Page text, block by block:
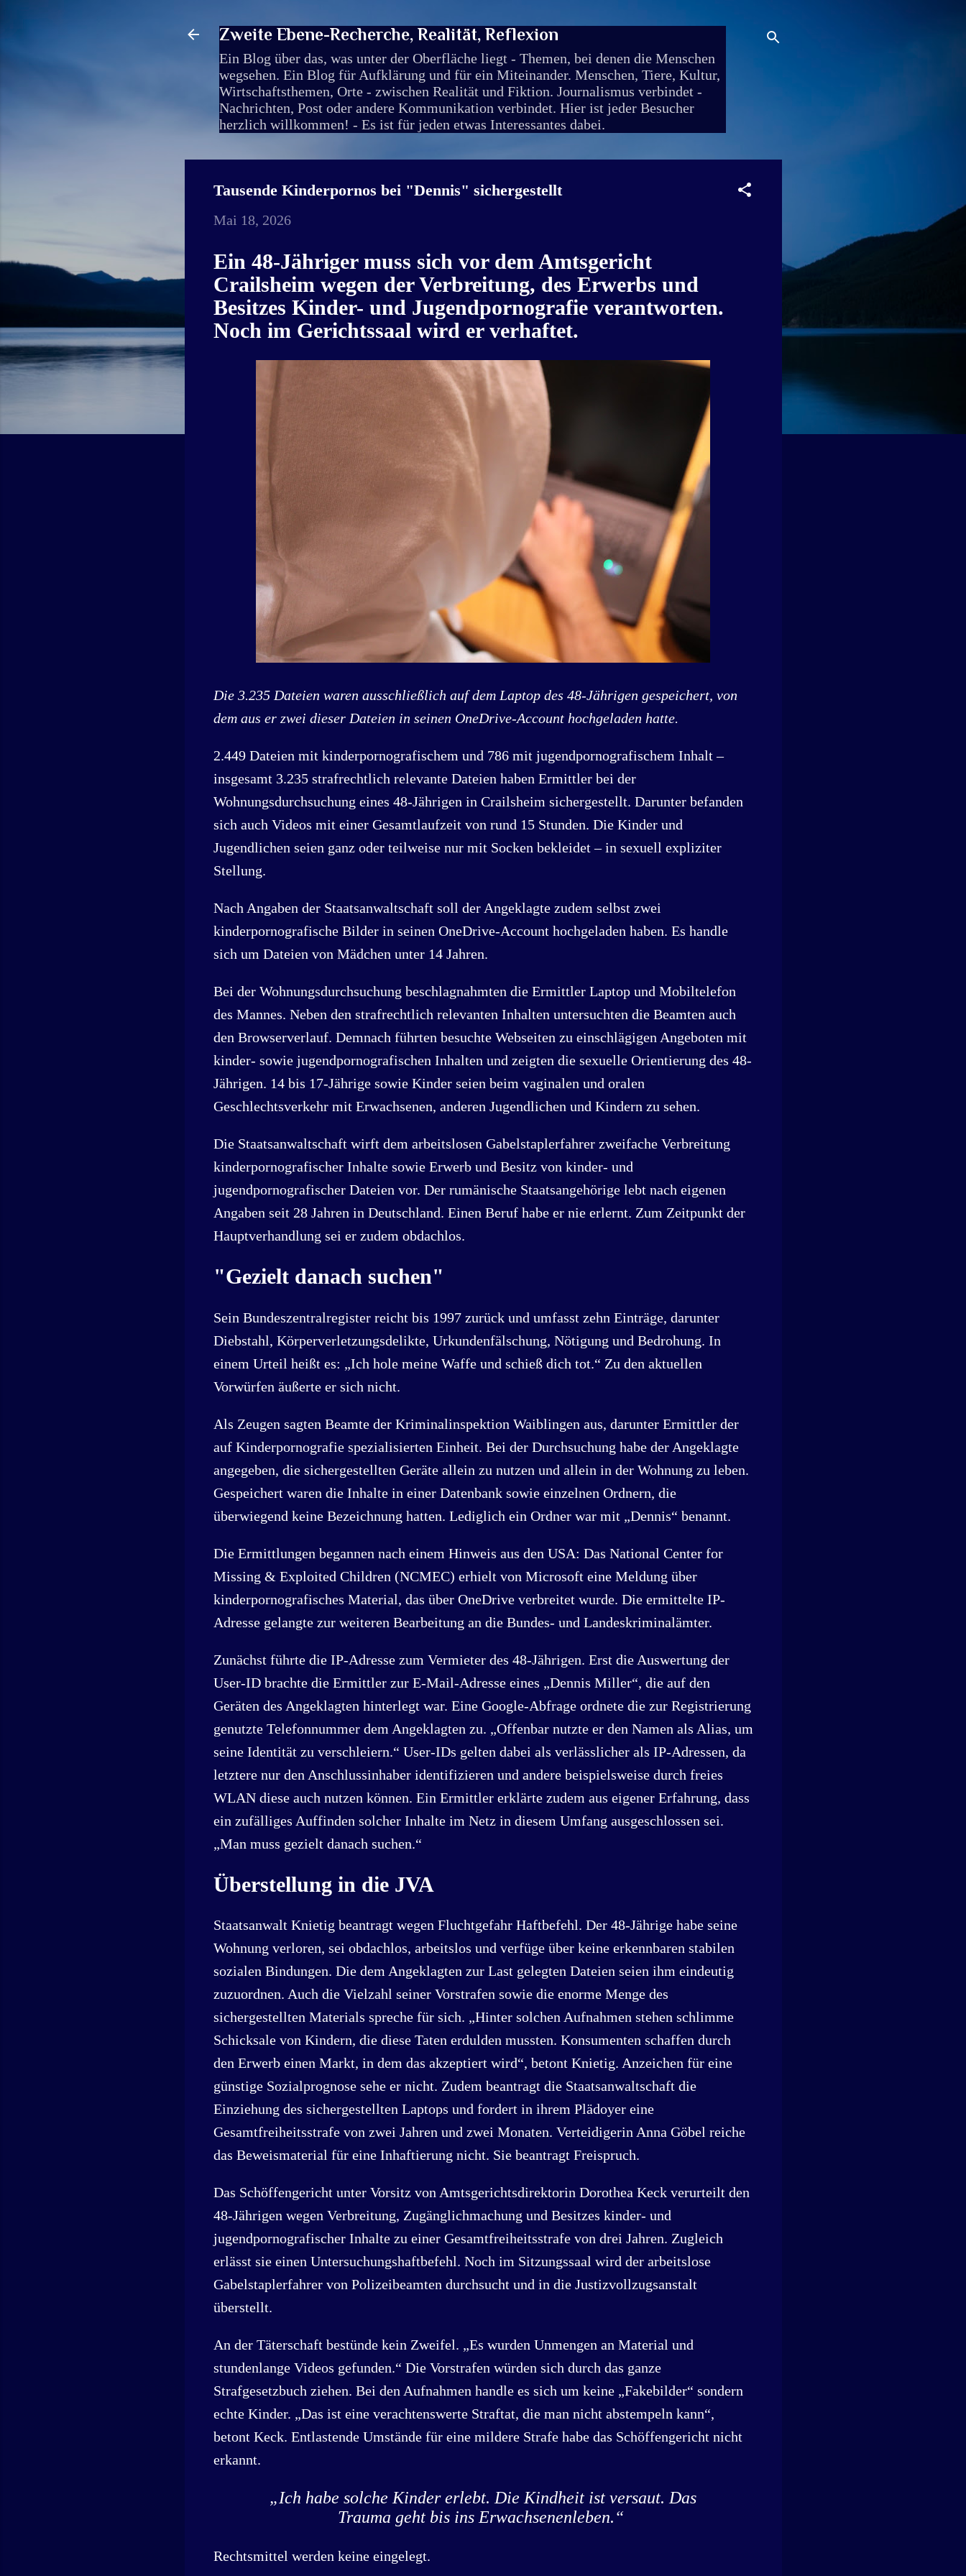
Zweite Ebene-Recherche, Realität, Reflexion
Ein Blog über das, was unter der Oberfläche liegt - Themen, bei denen die Menschen
wegsehen. Ein Blog für Aufklärung und für ein Miteinander. Menschen, Tiere, Kultur,
Wirtschaftsthemen, Orte - zwischen Realität und Fiktion. Journalismus verbindet -
Nachrichten, Post oder andere Kommunikation verbindet. Hier ist jeder Besucher
herzlich willkommen! - Es ist für jeden etwas Interessantes dabei.
Tausende Kinderpornos bei "Dennis" sichergestellt
Mai 18, 2026
Ein 48-Jähriger muss sich vor dem Amtsgericht
Crailsheim wegen der Verbreitung, des Erwerbs und
Besitzes Kinder- und Jugendpornografie verantworten.
Noch im Gerichtssaal wird er verhaftet.
Die 3.235 Dateien waren ausschließlich auf dem Laptop des 48-Jährigen gespeichert, von
dem aus er zwei dieser Dateien in seinen OneDrive-Account hochgeladen hatte.
2.449 Dateien mit kinderpornografischem und 786 mit jugendpornografischem Inhalt –
insgesamt 3.235 strafrechtlich relevante Dateien haben Ermittler bei der
Wohnungsdurchsuchung eines 48-Jährigen in Crailsheim sichergestellt. Darunter befanden
sich auch Videos mit einer Gesamtlaufzeit von rund 15 Stunden. Die Kinder und
Jugendlichen seien ganz oder teilweise nur mit Socken bekleidet – in sexuell expliziter
Stellung.
Nach Angaben der Staatsanwaltschaft soll der Angeklagte zudem selbst zwei
kinderpornografische Bilder in seinen OneDrive-Account hochgeladen haben. Es handle
sich um Dateien von Mädchen unter 14 Jahren.
Bei der Wohnungsdurchsuchung beschlagnahmten die Ermittler Laptop und Mobiltelefon
des Mannes. Neben den strafrechtlich relevanten Inhalten untersuchten die Beamten auch
den Browserverlauf. Demnach führten besuchte Webseiten zu einschlägigen Angeboten mit
kinder- sowie jugendpornografischen Inhalten und zeigten die sexuelle Orientierung des 48-
Jährigen. 14 bis 17-Jährige sowie Kinder seien beim vaginalen und oralen
Geschlechtsverkehr mit Erwachsenen, anderen Jugendlichen und Kindern zu sehen.
Die Staatsanwaltschaft wirft dem arbeitslosen Gabelstaplerfahrer zweifache Verbreitung
kinderpornografischer Inhalte sowie Erwerb und Besitz von kinder- und
jugendpornografischer Dateien vor. Der rumänische Staatsangehörige lebt nach eigenen
Angaben seit 28 Jahren in Deutschland. Einen Beruf habe er nie erlernt. Zum Zeitpunkt der
Hauptverhandlung sei er zudem obdachlos.
"Gezielt danach suchen"
Sein Bundeszentralregister reicht bis 1997 zurück und umfasst zehn Einträge, darunter
Diebstahl, Körperverletzungsdelikte, Urkundenfälschung, Nötigung und Bedrohung. In
einem Urteil heißt es: „Ich hole meine Waffe und schieß dich tot.“ Zu den aktuellen
Vorwürfen äußerte er sich nicht.
Als Zeugen sagten Beamte der Kriminalinspektion Waiblingen aus, darunter Ermittler der
auf Kinderpornografie spezialisierten Einheit. Bei der Durchsuchung habe der Angeklagte
angegeben, die sichergestellten Geräte allein zu nutzen und allein in der Wohnung zu leben.
Gespeichert waren die Inhalte in einer Datenbank sowie einzelnen Ordnern, die
überwiegend keine Bezeichnung hatten. Lediglich ein Ordner war mit „Dennis“ benannt.
Die Ermittlungen begannen nach einem Hinweis aus den USA: Das National Center for
Missing & Exploited Children (NCMEC) erhielt von Microsoft eine Meldung über
kinderpornografisches Material, das über OneDrive verbreitet wurde. Die ermittelte IP-
Adresse gelangte zur weiteren Bearbeitung an die Bundes- und Landeskriminalämter.
Zunächst führte die IP-Adresse zum Vermieter des 48-Jährigen. Erst die Auswertung der
User-ID brachte die Ermittler zur E-Mail-Adresse eines „Dennis Miller“, die auf den
Geräten des Angeklagten hinterlegt war. Eine Google-Abfrage ordnete die zur Registrierung
genutzte Telefonnummer dem Angeklagten zu. „Offenbar nutzte er den Namen als Alias, um
seine Identität zu verschleiern.“ User-IDs gelten dabei als verlässlicher als IP-Adressen, da
letztere nur den Anschlussinhaber identifizieren und andere beispielsweise durch freies
WLAN diese auch nutzen können. Ein Ermittler erklärte zudem aus eigener Erfahrung, dass
ein zufälliges Auffinden solcher Inhalte im Netz in diesem Umfang ausgeschlossen sei.
„Man muss gezielt danach suchen.“
Überstellung in die JVA
Staatsanwalt Knietig beantragt wegen Fluchtgefahr Haftbefehl. Der 48-Jährige habe seine
Wohnung verloren, sei obdachlos, arbeitslos und verfüge über keine erkennbaren stabilen
sozialen Bindungen. Die dem Angeklagten zur Last gelegten Dateien seien ihm eindeutig
zuzuordnen. Auch die Vielzahl seiner Vorstrafen sowie die enorme Menge des
sichergestellten Materials spreche für sich. „Hinter solchen Aufnahmen stehen schlimme
Schicksale von Kindern, die diese Taten erdulden mussten. Konsumenten schaffen durch
den Erwerb einen Markt, in dem das akzeptiert wird“, betont Knietig. Anzeichen für eine
günstige Sozialprognose sehe er nicht. Zudem beantragt die Staatsanwaltschaft die
Einziehung des sichergestellten Laptops und fordert in ihrem Plädoyer eine
Gesamtfreiheitsstrafe von zwei Jahren und zwei Monaten. Verteidigerin Anna Göbel reiche
das Beweismaterial für eine Inhaftierung nicht. Sie beantragt Freispruch.
Das Schöffengericht unter Vorsitz von Amtsgerichtsdirektorin Dorothea Keck verurteilt den
48-Jährigen wegen Verbreitung, Zugänglichmachung und Besitzes kinder- und
jugendpornografischer Inhalte zu einer Gesamtfreiheitsstrafe von drei Jahren. Zugleich
erlässt sie einen Untersuchungshaftbefehl. Noch im Sitzungssaal wird der arbeitslose
Gabelstaplerfahrer von Polizeibeamten durchsucht und in die Justizvollzugsanstalt
überstellt.
An der Täterschaft bestünde kein Zweifel. „Es wurden Unmengen an Material und
stundenlange Videos gefunden.“ Die Vorstrafen würden sich durch das ganze
Strafgesetzbuch ziehen. Bei den Aufnahmen handle es sich um keine „Fakebilder“ sondern
echte Kinder. „Das ist eine verachtenswerte Straftat, die man nicht abstempeln kann“,
betont Keck. Entlastende Umstände für eine mildere Strafe habe das Schöffengericht nicht
erkannt.
„Ich habe solche Kinder erlebt. Die Kindheit ist versaut. Das
Trauma geht bis ins Erwachsenenleben.“
Rechtsmittel werden keine eingelegt.